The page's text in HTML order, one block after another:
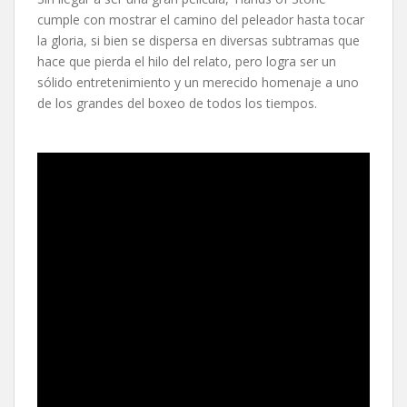
cumple con mostrar el camino del peleador hasta tocar
la gloria, si bien se dispersa en diversas subtramas que
hace que pierda el hilo del relato, pero logra ser un
sólido entretenimiento y un merecido homenaje a uno
de los grandes del boxeo de todos los tiempos.